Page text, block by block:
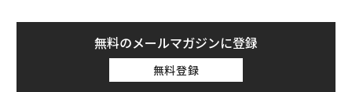
無料のメールマガジンに登録
無料登録